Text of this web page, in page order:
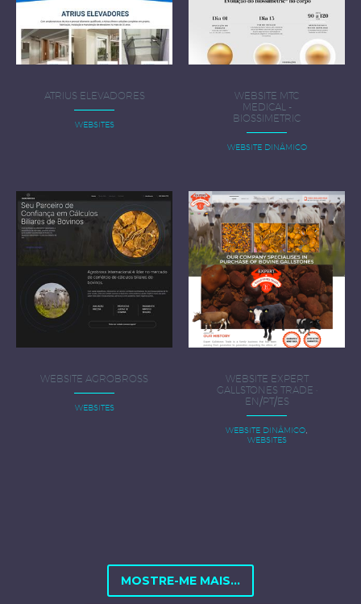
ATRIUS ELEVADORES
WEBSITES
WEBSITE MTC
MEDICAL -
BIOSSIMETRIC
WEBSITE DINÂMICO
WEBSITE AGROBROSS
WEBSITES
WEBSITE EXPERT
GALLSTONES TRADE ·
EN/PT/ES
WEBSITE DINÂMICO,
WEBSITES
MOSTRE-ME MAIS...